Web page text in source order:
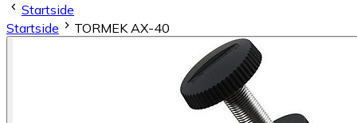
Startside
Startside
TORMEK AX-40